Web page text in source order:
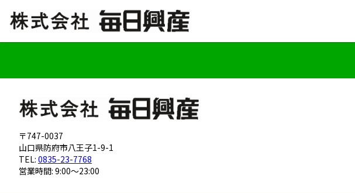
〒747-0037
山口県防府市八王子1-9-1
TEL: 0835-23-7768
営業時間: 9:00～23:00